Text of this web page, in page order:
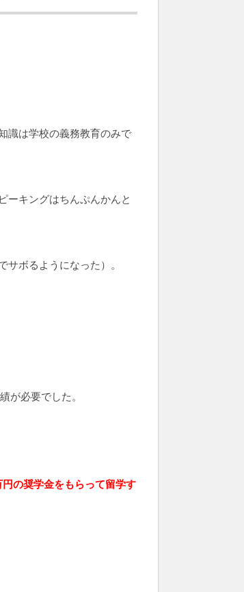
識は学校の義務教育のみで
ーキングはちんぷんかんと
サボるようになった）。
が必要でした。
円の奨学金をもらって留学す